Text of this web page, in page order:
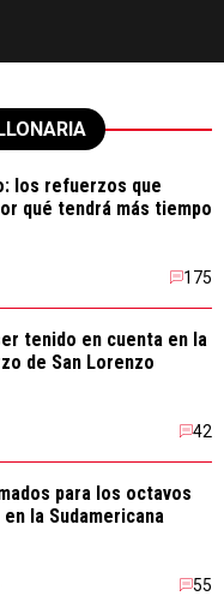
los refuerzos que
qué tendrá más tiempo
175
tenido en cuenta en la
de San Lorenzo
42
para los octavos
la Sudamericana
55